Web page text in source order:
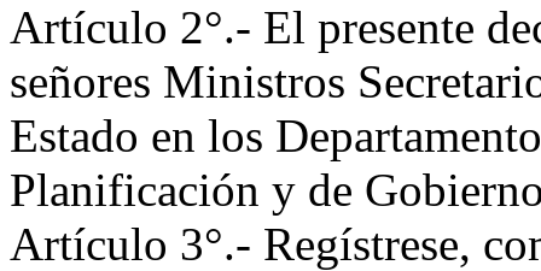
Artículo 2°.- El presente
señores Ministros
Estado en los
Planificación y de
Artículo 3°.- Regístrese,